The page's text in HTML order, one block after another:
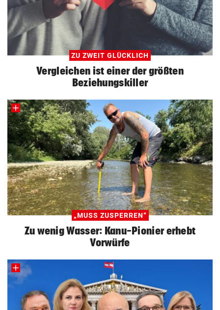
ZU ZWEIT GLÜCKLICH
Vergleichen ist einer der größten
Beziehungskiller
„MUSS ZUSPERREN“
Zu wenig Wasser: Kanu-Pionier erhebt
Vorwürfe